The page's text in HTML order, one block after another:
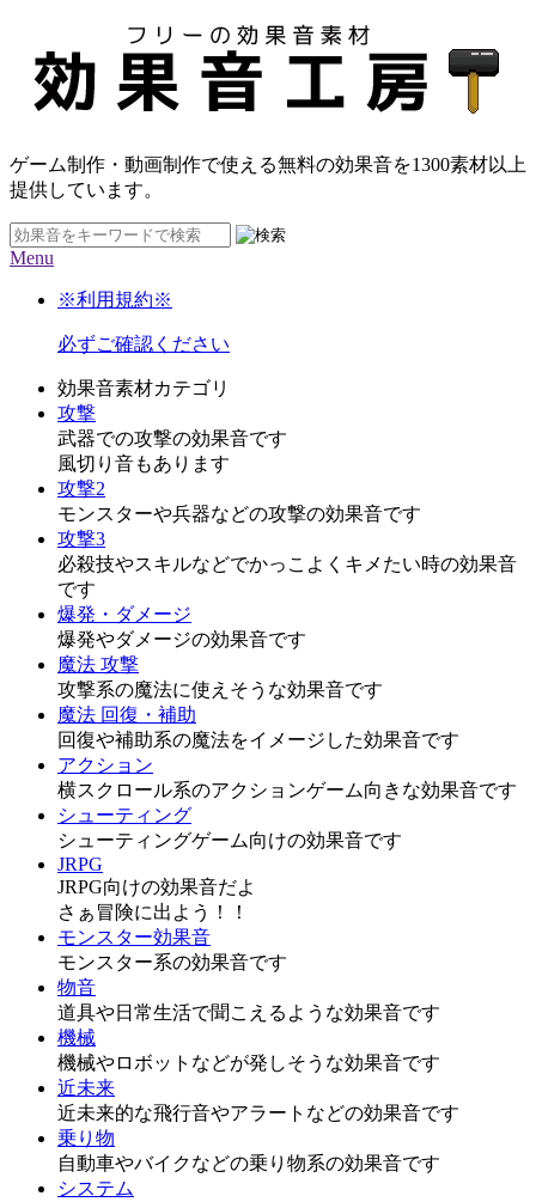
ゲーム制作・動画制作で使える無料の効果音を1300素材以上
提供しています。
Menu
※利用規約※
必ずご確認ください
効果音素材カテゴリ
攻撃
武器での攻撃の効果音です
風切り音もあります
攻撃2
モンスターや兵器などの攻撃の効果音です
攻撃3
必殺技やスキルなどでかっこよくキメたい時の効果音
です
爆発・ダメージ
爆発やダメージの効果音です
魔法 攻撃
攻撃系の魔法に使えそうな効果音です
魔法 回復・補助
回復や補助系の魔法をイメージした効果音です
アクション
横スクロール系のアクションゲーム向きな効果音です
シューティング
シューティングゲーム向けの効果音です
JRPG
JRPG向けの効果音だよ
さぁ冒険に出よう！！
モンスター効果音
モンスター系の効果音です
物音
道具や日常生活で聞こえるような効果音です
機械
機械やロボットなどが発しそうな効果音です
近未来
近未来的な飛行音やアラートなどの効果音です
乗り物
自動車やバイクなどの乗り物系の効果音です
システム